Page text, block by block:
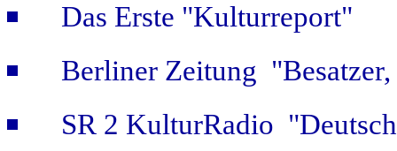
Das Erste "Kulturreport"
Berliner Zeitung
SR 2 KulturRadio